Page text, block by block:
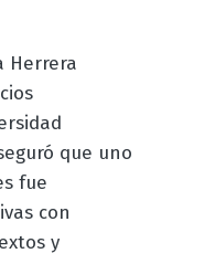
Herrera
que uno
fue
con
y